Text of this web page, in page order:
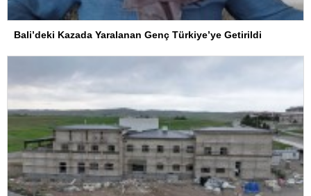
Bali’deki Kazada Yaralanan Genç Türkiye’ye Getirildi